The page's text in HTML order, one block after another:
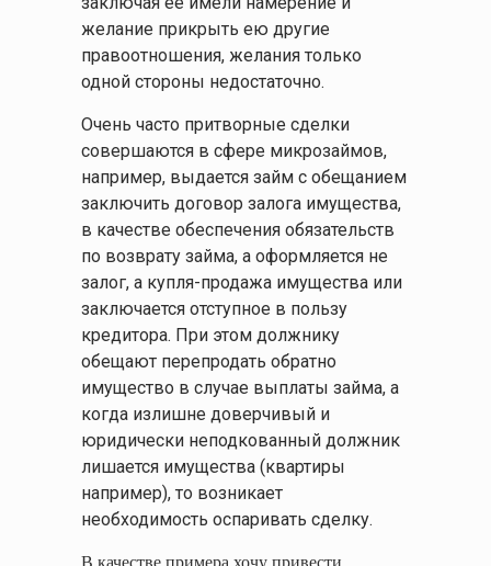
желание прикрыть ею другие
правоотношения, желания только
одной стороны недостаточно.
Очень часто притворные сделки
совершаются в сфере микрозаймов,
например, выдается займ с обещанием
заключить договор залога имущества,
в качестве обеспечения обязательств
по возврату займа, а оформляется не
залог, а купля-продажа имущества или
заключается отступное в пользу
кредитора. При этом должнику
обещают перепродать обратно
имущество в случае выплаты займа, а
когда излишне доверчивый и
юридически неподкованный должник
лишается имущества (квартиры
например), то возникает
необходимость оспаривать сделку.
В качестве примера хочу привести